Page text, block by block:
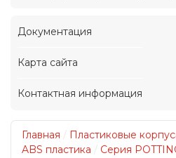
Документация
Карта сайта
Контактная информация
Главная
Пластиковые
ABS пластика
Серия